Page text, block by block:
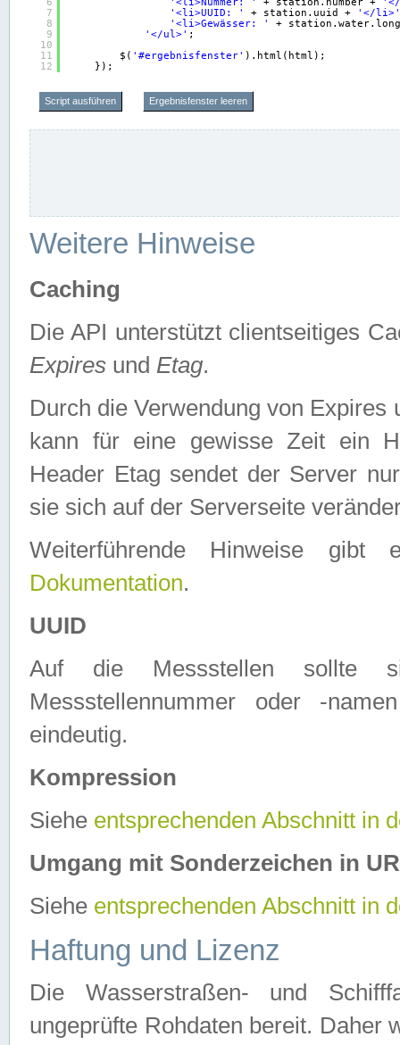
7
8
9
10
11
12
'<li>UUID: '
+ station.uuid +
'</li>'
'<li>Gewässer: '
+
'</ul>' ;
$( '#ergebnisfenster' ).html(html);
});
Script ausführen Ergebnisfenster leeren
Weitere Hinweise
Caching
Die API unterstützt clientseitiges
Expires und Etag.
Durch die Verwendung von
kann für eine gewisse Zeit ein
Header Etag sendet der Server
sie sich auf der Serverseite
Weiterführende Hinweise
Dokumentation.
UUID
Auf die Messstellen sollte
Messstellennummer oder -
eindeutig.
Kompression
Siehe entsprechenden Abschnitt in
Umgang mit Sonderzeichen in
Siehe entsprechenden Abschnitt in
Haftung und Lizenz
Die Wasserstraßen- und
ungeprüfte Rohdaten bereit. Daher